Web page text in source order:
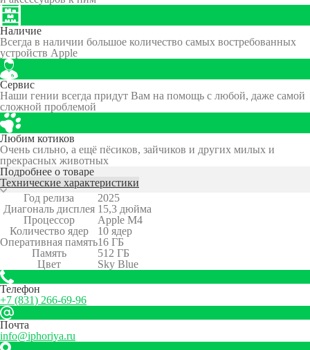
Наличие
Всегда в наличии большое количество самых востребованных
устройств Apple
Сервис
Наши гении всегда придут Вам на помощь с любой, даже самой
сложной проблемой
Любим котиков
Очень сильно, а ещё пёсиков, зайчиков и других милых и
прекрасных животных
Подробнее о товаре
Технические характеристики
Год релиза
2025
Диагональ дисплея 15,3 дюйма
Процессор
Apple M4
Количество ядер
10 ядер
Оперативная память16 ГБ
Память
512 ГБ
Цвет
Sky Blue
Телефон
+7 (831) 266-69-96
Почта
info@iphoriya.ru